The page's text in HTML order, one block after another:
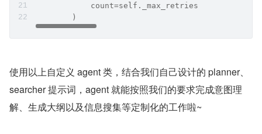
            count=self._max_retries
        )
使用以上自定义 agent 类，结合我们自己设计的 planner、
searcher 提示词，agent 就能按照我们的要求完成意图理
解、生成大纲以及信息搜集等定制化的工作啦~